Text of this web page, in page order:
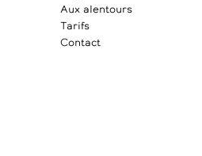
Aux alentours
Tarifs
Contact